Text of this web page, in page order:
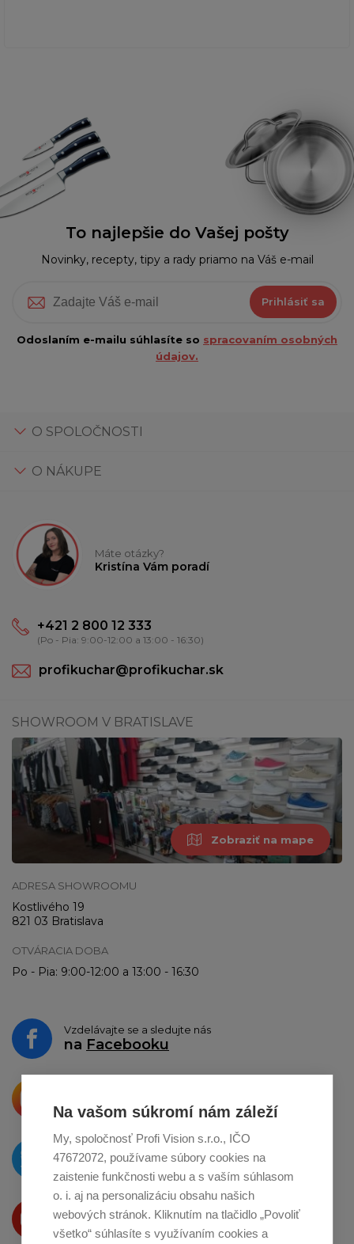
To najlepšie do Vašej pošty
Novinky, recepty, tipy a rady priamo na Váš e-mail
Prihlásiť sa
Odoslaním e-mailu súhlasíte so spracovaním osobných
údajov.
O SPOLOČNOSTI
O NÁKUPE
Máte otázky?
Kristína Vám poradí
+421 2 800 12 333
(Po - Pia: 9:00-12:00 a 13:00 - 16:30)
profikuchar@profikuchar.sk
SHOWROOM V BRATISLAVE
Zobraziť na mape
ADRESA SHOWROOMU
Kostlivého 19
821 03 Bratislava
OTVÁRACIA DOBA
Po - Pia: 9:00-12:00 a 13:00 - 16:30
Vzdelávajte se a sledujte nás
na Facebooku
o zdieľanie naInstagrame
O novinkách píšeme
naTwitteri
Produkty Vám predstavujeme
na Youtube
Na vašom súkromí nám záleží
My, spoločnosť Profi Vision s.r.o., IČO
47672072, používame súbory cookies na
zaistenie funkčnosti webu a s vaším súhlasom
o. i. aj na personalizáciu obsahu našich
webových stránok. Kliknutím na tlačidlo „Povoliť
všetko“ súhlasíte s využívaním cookies a